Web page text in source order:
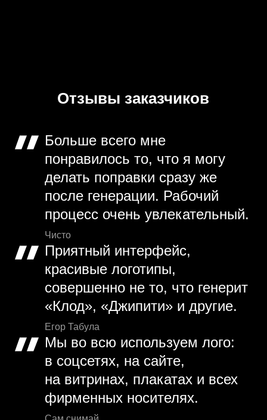
Отзывы заказчиков
Больше всего мне
понравилось то, что я могу
делать поправки сразу же
после генерации. Рабочий
процесс очень увлекательный.
Чисто
Приятный интерфейс,
красивые логотипы,
совершенно не то, что генерит
«Клод», «Джипити» и другие.
Егор Табула
Мы во всю используем лого:
в соцсетях, на сайте,
на витринах, плакатах и всех
фирменных носителях.